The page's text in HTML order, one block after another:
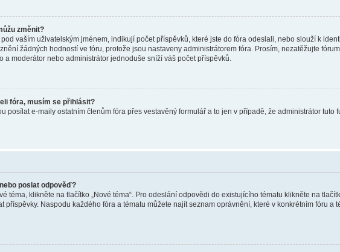
změnit?
vaším uživatelským jménem, indikují počet příspěvků, které jste do fóra odeslali, nebo slouží k
žádných hodností ve fóru, protože jsou nastaveny administrátorem fóra. Prosím, nezatěžujte
a moderátor nebo administrátor jednoduše sníží váš počet příspěvků.
fóra, musím se přihlásit?
posílat e-maily ostatním členům fóra přes vestavěný formulář a to jen v případě, že administrátor
poslat odpověď?
téma, klikněte na tlačítko „Nové téma“. Pro odeslání odpovědi do existujícího tématu klikněte na
příspěvky. Naspodu každého fóra a tématu můžete najít seznam oprávnění, které v konkrétním fóru a